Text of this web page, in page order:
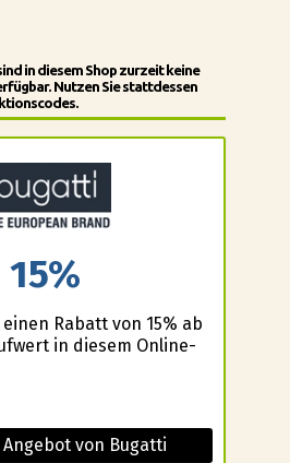
in diesem Shop zurzeit keine
Nutzen Sie stattdessen
15%
Rabatt von 15% ab
in diesem Online-
Angebot von Bugatti